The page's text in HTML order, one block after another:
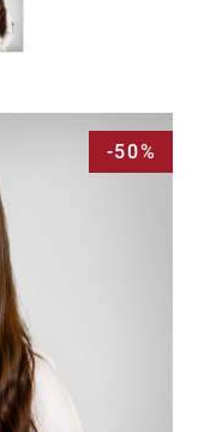
-50%